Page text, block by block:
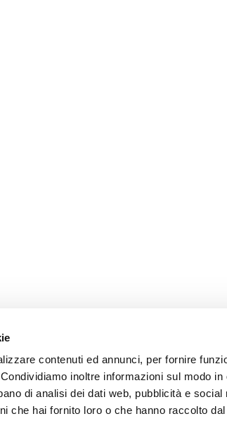
contenuti ed annunci, per fornire
inoltre informazioni sul modo
di analisi dei dati web, pubblicità e social
che hai fornito loro o che hanno raccolto